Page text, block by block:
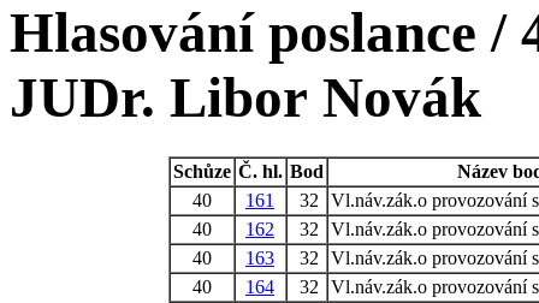
Hlasování poslance /
JUDr. Libor Novák
Schůze Č. hl. Bod
Název
40
161 32
Vl.náv.zák.o provozování
40
162 32
Vl.náv.zák.o provozování
40
163 32
Vl.náv.zák.o provozování
40
164 32
Vl.náv.zák.o provozování